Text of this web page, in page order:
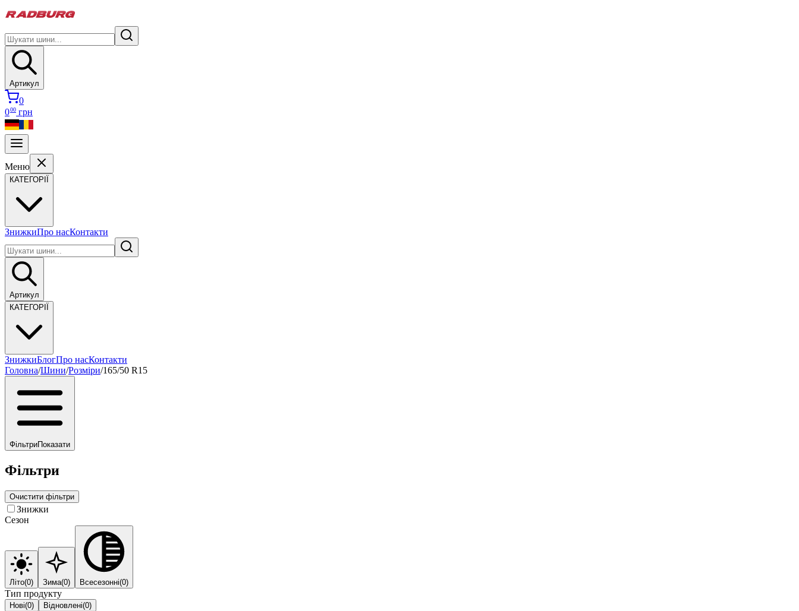
Артикул
0
000 грн
Меню
КАТЕГОРІЇ
ЗнижкиПро насКонтакти
Артикул
КАТЕГОРІЇ
ЗнижкиБлогПро насКонтакти
Головна/Шини/Розміри/165/50 R15
ФільтриПоказати
Фільтри
Очистити фільтри
Знижки
Сезон
Літо(0) Зима(0) Всесезонні(0)
Тип продукту
Нові(0) Відновлені(0)